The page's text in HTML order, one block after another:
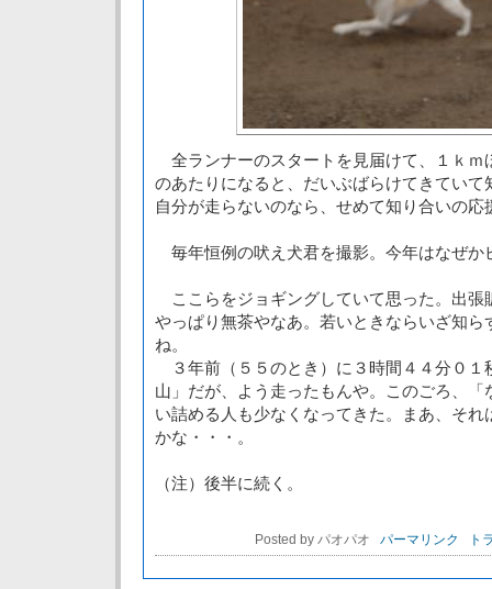
全ランナーのスタートを見届けて、１ｋｍ
のあたりになると、だいぶばらけてきていて
自分が走らないのなら、せめて知り合いの応
毎年恒例の吠え犬君を撮影。今年はなぜか
ここらをジョギングしていて思った。出張
やっぱり無茶やなあ。若いときならいざ知ら
ね。
３年前（５５のとき）に３時間４４分０１
山」だが、よう走ったもんや。このごろ、
い詰める人も少なくなってきた。まあ、そ
かな・・・。
（注）後半に続く。
Posted by パオパオ パーマリンク ト